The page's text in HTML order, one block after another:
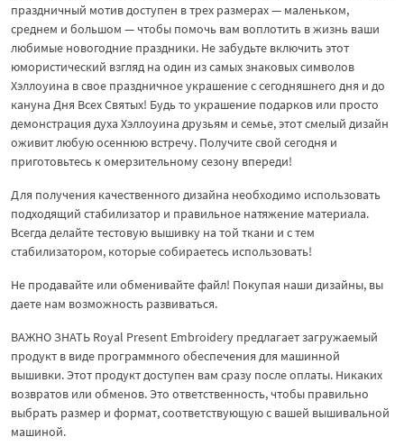
праздничный мотив доступен в трех размерах — маленьком,
среднем и большом — чтобы помочь вам воплотить в жизнь ваши
любимые новогодние праздники. Не забудьте включить этот
юмористический взгляд на один из самых знаковых символов
Хэллоуина в свое праздничное украшение с сегодняшнего дня и до
кануна Дня Всех Святых! Будь то украшение подарков или просто
демонстрация духа Хэллоуина друзьям и семье, этот смелый дизайн
оживит любую осеннюю встречу. Получите свой сегодня и
приготовьтесь к омерзительному сезону впереди!
Для получения качественного дизайна необходимо использовать
подходящий стабилизатор и правильное натяжение материала.
Всегда делайте тестовую вышивку на той ткани и с тем
стабилизатором, которые собираетесь использовать!
Не продавайте или обменивайте файл! Покупая наши дизайны, вы
даете нам возможность развиваться.
ВАЖНО ЗНАТЬ Royal Present Embroidery предлагает загружаемый
продукт в виде программного обеспечения для машинной
вышивки. Этот продукт доступен вам сразу после оплаты. Никаких
возвратов или обменов. Это ответственность, чтобы правильно
выбрать размер и формат, соответствующую с вашей вышивальной
машиной.